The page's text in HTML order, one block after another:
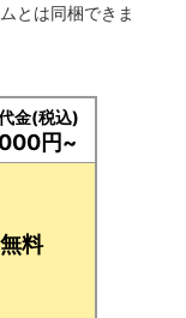
とは同梱できま
金(税込)
円~
無料